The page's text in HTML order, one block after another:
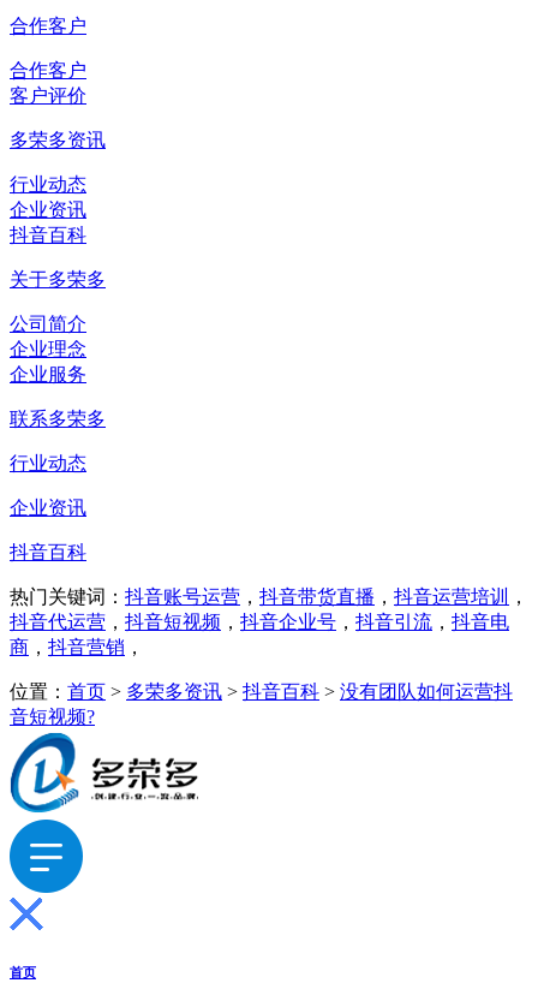
合作客户
合作客户
客户评价
多荣多资讯
行业动态
企业资讯
抖音百科
关于多荣多
公司简介
企业理念
企业服务
联系多荣多
行业动态
企业资讯
抖音百科
热门关键词： 抖音账号运营 ， 抖音带货直播 ， 抖音运营培训
，
抖音代运营 ， 抖音短视频 ， 抖音企业号 ， 抖音引流 ， 抖音电
商 ， 抖音营销 ，
位置： 首页 > 多荣多资讯 > 抖音百科 > 没有团队如何运营抖
音短视频?
首页